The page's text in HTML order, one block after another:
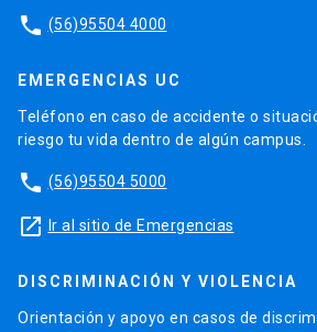
phone (56)95504 4000
EMERGENCIAS UC
Teléfono en caso de accidente o
riesgo tu vida dentro de algún campus.
phone (56)95504 5000
launch Ir al sitio de Emergencias
DISCRIMINACIÓN Y VIOLENCIA
Orientación y apoyo en casos de